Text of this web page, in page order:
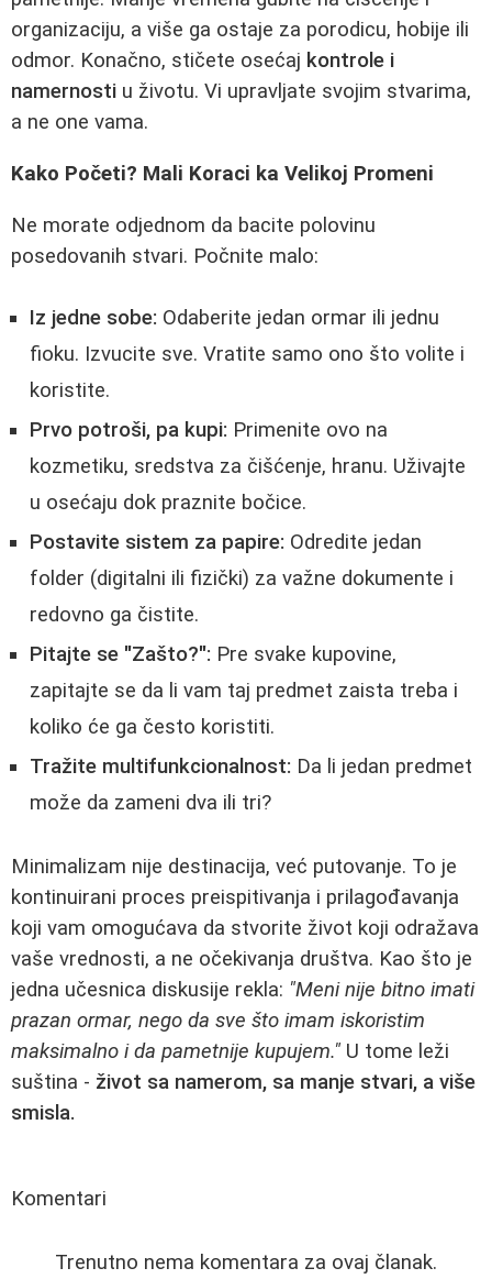
organizaciju, a više ga ostaje za porodicu, hobije ili
odmor. Konačno, stičete osećaj kontrole i
namernosti u životu. Vi upravljate svojim stvarima,
a ne one vama.
Kako Početi? Mali Koraci ka Velikoj Promeni
Ne morate odjednom da bacite polovinu
posedovanih stvari. Počnite malo:
Iz jedne sobe: Odaberite jedan ormar ili jednu
fioku. Izvucite sve. Vratite samo ono što volite i
koristite.
Prvo potroši, pa kupi: Primenite ovo na
kozmetiku, sredstva za čišćenje, hranu. Uživajte
u osećaju dok praznite bočice.
Postavite sistem za papire: Odredite jedan
folder (digitalni ili fizički) za važne dokumente i
redovno ga čistite.
Pitajte se "Zašto?": Pre svake kupovine,
zapitajte se da li vam taj predmet zaista treba i
koliko će ga često koristiti.
Tražite multifunkcionalnost: Da li jedan predmet
može da zameni dva ili tri?
Minimalizam nije destinacija, već putovanje. To je
kontinuirani proces preispitivanja i prilagođavanja
koji vam omogućava da stvorite život koji odražava
vaše vrednosti, a ne očekivanja društva. Kao što je
jedna učesnica diskusije rekla: "Meni nije bitno imati
prazan ormar, nego da sve što imam iskoristim
maksimalno i da pametnije kupujem." U tome leži
suština - život sa namerom, sa manje stvari, a više
smisla.
Komentari
Trenutno nema komentara za ovaj članak.